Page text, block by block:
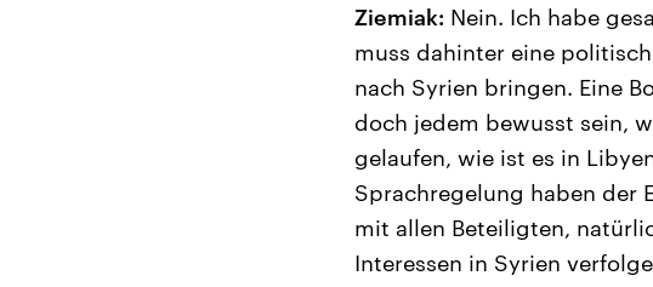
Ziemiak: Nein. Ich habe
muss dahinter eine
nach Syrien bringen. Eine
doch jedem bewusst sein,
gelaufen, wie ist es in
Sprachregelung haben der
mit allen Beteiligten,
Interessen in Syrien